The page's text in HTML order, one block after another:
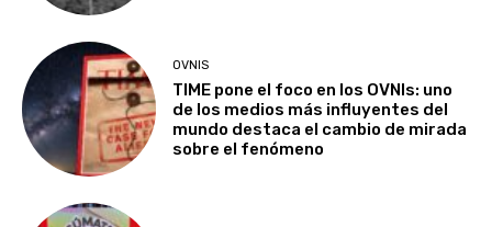
OVNIS
TIME pone el foco en los OVNIs: uno
de los medios más influyentes del
mundo destaca el cambio de mirada
sobre el fenómeno